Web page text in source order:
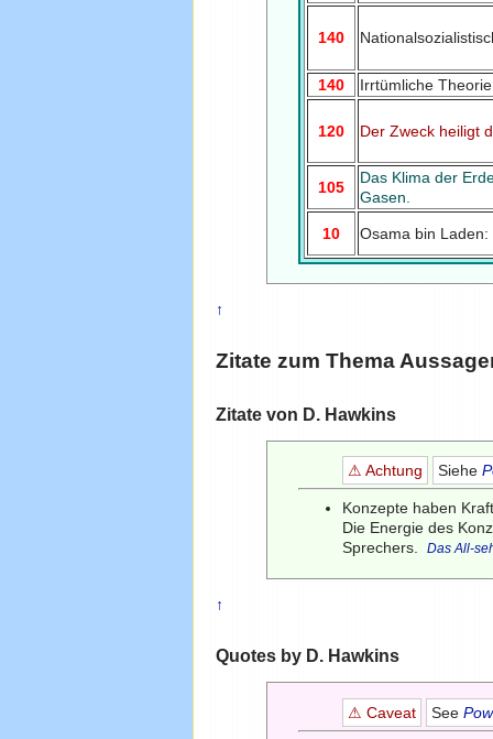
140
140 Irrtümliche
120 Der Zweck heiligt
105
Das Klima der
Gasen.
10 Osama bin Laden:
↑
Zitate zum Thema
Zitate von D. Hawkins
⚠ Achtung Siehe
Konzepte haben
Die Energie des
Sprechers.
Das All-
↑
Quotes by D. Hawkins
⚠ Caveat See